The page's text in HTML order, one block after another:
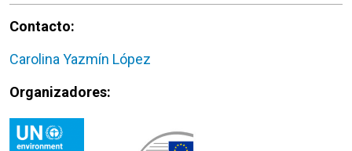
Contacto:
Carolina Yazmín López
Organizadores: